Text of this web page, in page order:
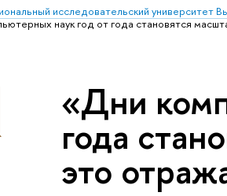
исследовательский университет
наук год от года становятся
«Дни
года
это